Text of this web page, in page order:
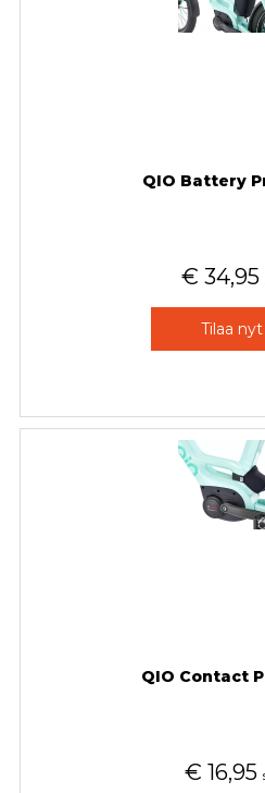
QIO Battery
€ 34,95
Tilaa nyt
QIO Contact
€ 16,95